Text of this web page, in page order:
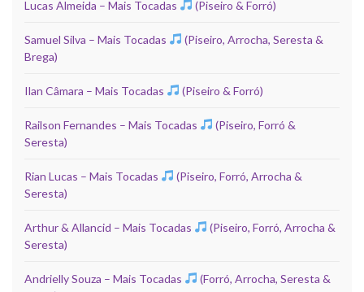
Lucas Almeida – Mais Tocadas (Piseiro & Forró)
Samuel Silva – Mais Tocadas
(Piseiro, Arrocha, Seresta &
Brega)
Ilan Câmara – Mais Tocadas (Piseiro & Forró)
Railson Fernandes – Mais Tocadas
(Piseiro, Forró &
Seresta)
Rian Lucas – Mais Tocadas
(Piseiro, Forró, Arrocha &
Seresta)
Arthur & Allancid – Mais Tocadas
(Piseiro, Forró, Arrocha &
Seresta)
Andrielly Souza – Mais Tocadas
(Forró, Arrocha, Seresta &